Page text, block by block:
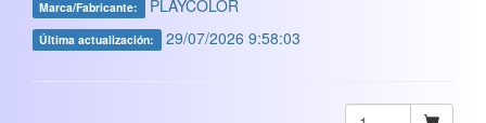
Marca/Fabricante: PLAYCOLOR
Última actualización: 29/07/2026 9:58:03